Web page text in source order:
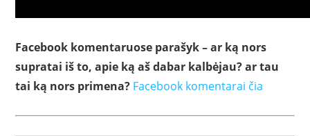
Facebook komentaruose parašyk – ar ką nors
supratai iš to, apie ką aš dabar kalbėjau? ar tau
tai ką nors primena? Facebook komentarai čia